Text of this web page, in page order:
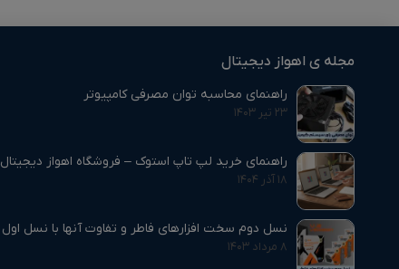
مجله ی اهواز دیجیتال
راهنمای محاسبه توان مصرفی کامپیوتر
۲۳ تیر ۱۴۰۳
راهنمای خرید لپ تاپ استوک – فروشگاه اهواز دیجیتال
۱۸ آذر ۱۴۰۴
نسل دوم سخت افزارهای فاطر و تفاوت آنها با نسل اول
۸ مرداد ۱۴۰۳